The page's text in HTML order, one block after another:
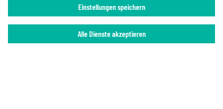
Alle Dienste akzeptieren
Einstellungen speichern